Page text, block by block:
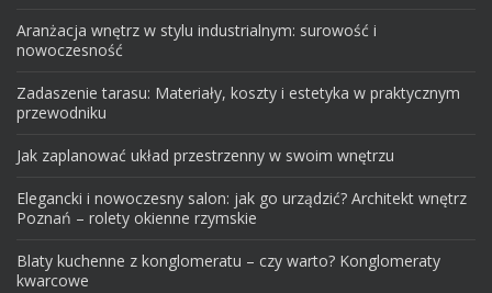
Aranżacja wnętrz w stylu industrialnym: surowość i
nowoczesność
Zadaszenie tarasu: Materiały, koszty i estetyka w praktycznym
przewodniku
Jak zaplanować układ przestrzenny w swoim wnętrzu
Elegancki i nowoczesny salon: jak go urządzić? Architekt wnętrz
Poznań – rolety okienne rzymskie
Blaty kuchenne z konglomeratu – czy warto? Konglomeraty
kwarcowe